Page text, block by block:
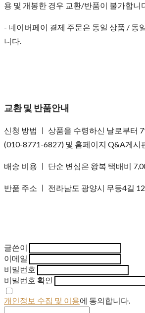
용 및 개봉한 경우 교환/반품이 불가합니
- 네이버페이 결제 주문은 동일 상품 / 동
니다.
교환 및 반품안내
신청 방법 ㅣ 상품을 수령하신 날로부터
(010-8771-6827) 및 홈페이지 Q&A게시
배송 비용 ㅣ 단순 변심은 왕복 택배비
반품 주소 ㅣ 전라남도 광양시 무등4길
글쓴이
이메일
비밀번호
비밀번호 확인
개인정보 수집 및 이용에 동의합니다.